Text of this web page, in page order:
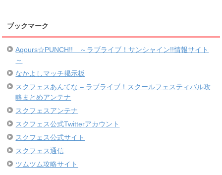
ブックマーク
Aqours☆PUNCH!! ～ラブライブ！サンシャイン!!情報サイト
～
なかよしマッチ掲示板
スクフェスあんてな – ラブライブ！スクールフェスティバル攻
略まとめアンテナ
スクフェスアンテナ
スクフェス公式Twitterアカウント
スクフェス公式サイト
スクフェス通信
ツムツム攻略サイト